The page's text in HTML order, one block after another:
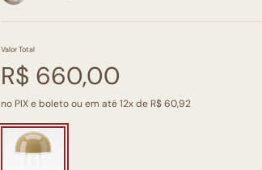
Valor Total
R$ 660,00
no PIX e boleto ou em até 12x de R$ 60,92